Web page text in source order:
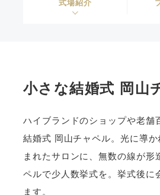
式場紹介
小さな結婚式 岡山
ハイブランドのショップや老舗
結婚式 岡山チャペル。光に導
まれたサロンに、無数の線が形
ペルで少人数挙式を。挙式後に
ます。